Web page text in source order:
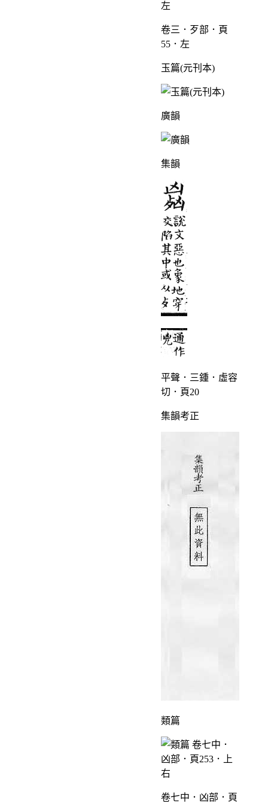
卷三．歹部．頁
55．左
玉篇(元刊本)
廣韻
集韻
平聲．三鍾．虛容
切．頁20
集韻考正
類篇
卷七中．凶部．頁